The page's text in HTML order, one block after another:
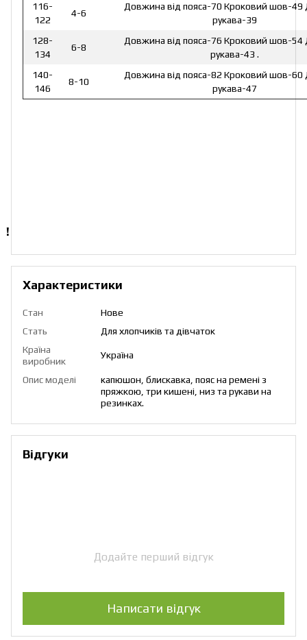
116-
122
4-6
Довжина від пояса-70 Кроковий шов-
рукава-39
128-
134
6-8
Довжина від пояса-76 Кроковий шов-
рукава-43 .
140-
146
8-10
Довжина від пояса-82 Кроковий шов-
рукава-47
!
Характеристики
Стан
Нове
Стать
Для хлопчиків та дівчаток
Країна
виробник
Україна
Опис моделі
капюшон, блискавка, пояс на ремені з
пряжкою, три кишені, низ та рукави на
резинках.
Відгуки
Додайте перший відгук
Написати відгук